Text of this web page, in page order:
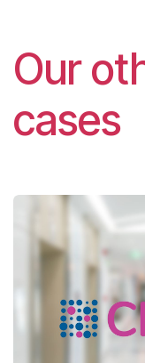
Our
cases